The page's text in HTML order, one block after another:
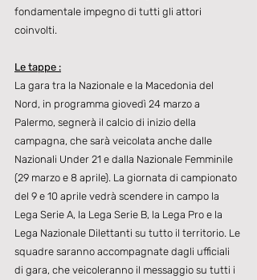
fondamentale impegno di tutti gli attori
coinvolti.
Le tappe :
La gara tra la Nazionale e la Macedonia del
Nord, in programma giovedì 24 marzo a
Palermo, segnerà il calcio di inizio della
campagna, che sarà veicolata anche dalle
Nazionali Under 21 e dalla Nazionale Femminile
(29 marzo e 8 aprile). La giornata di campionato
del 9 e 10 aprile vedrà scendere in campo la
Lega Serie A, la Lega Serie B, la Lega Pro e la
Lega Nazionale Dilettanti su tutto il territorio. Le
squadre saranno accompagnate dagli ufficiali
di gara, che veicoleranno il messaggio su tutti i